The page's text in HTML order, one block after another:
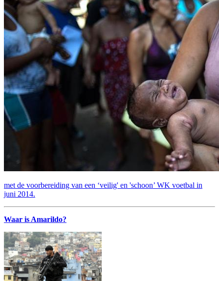
met de voorbereiding van een ‘veilig' en 'schoon’ WK voetbal in
juni 2014.
Waar is Amarildo?